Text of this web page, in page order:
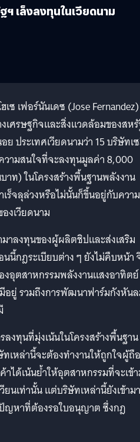
เล็งลงทุนในเวียดนาม
ซ เฟอร์นันเดซ (Jose Fernandez)
เศรษฐกิจและสิ่งแวดล้อมของสห
ย ประเทศเวียดนามว่า 15 บริษัทเ
ามสนใจที่จะลงทุนมูลค่า 8,000
ท) ในโครงสร้างพื้นฐานพลังงาน
เร็จลุล่วงหรือไม่นั้นก็ขึ้นอยู่กับความ
งเวียดนาม
มาลงทุนของผู้ผลิตชิปและส่งเสริม
นี้กฎระเบียบต่าง ๆ ยังไม่คืบหน้า
งอุตสาหกรรมพลังงานแสงอาทิตย์
ยู่ รวมถึงการพัฒนาฟาร์มกังหัน
งทุนที่มุ่งเน้นในโครงสร้างพื้นฐาน
เหล่านี้จะต้องทำงานให้ถูกใจผู้ถือ
ได้เน้นย้ำให้อุตสาหกรรมที่จะเข้
นเท่านั้น แต่บริษัทเหล่านี้ยังเข้ามา
ญหาที่ต้องรอใบอนุญาต ซึ่งกฎ